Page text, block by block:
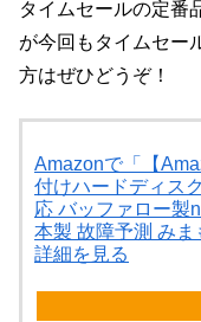
タイムセールの定番
が今回もタイムセー
方はぜひどうぞ！
Amazonで「【
付けハードディス
応 バッファロー製
本製 故障予測 み
詳細を見る